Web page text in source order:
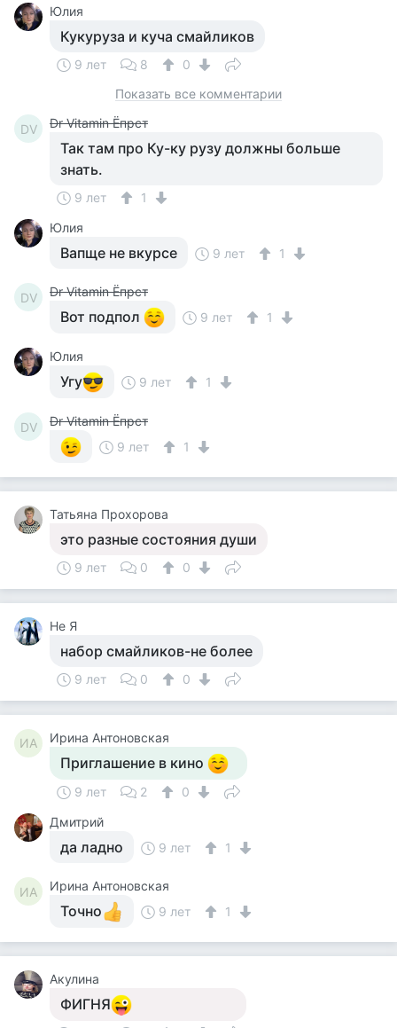
Юлия
Кукуруза и куча смайликов
9 лет 8
0
Показать все комментарии
DV Dr Vitamin Ёпрст
Так там про Ку-ку рузу должны больше
знать.
9 лет
1
Юлия
Вапще не вкурсе 9 лет 1
DV Dr Vitamin Ёпрст
Вот подпол 9 лет 1
Юлия
Угу 9 лет 1
DV
Dr Vitamin Ёпрст
9 лет
1
Татьяна Прохорова
это разные состояния души
9 лет 0 0
Не Я
набор смайликов-не более
9 лет 0 0
ИА Ирина Антоновская
Приглашение в кино
9 лет 2
0
Дмитрий
да ладно 9 лет 1
ИА Ирина Антоновская
Точно 9 лет 1
Акулина
ФИГНЯ